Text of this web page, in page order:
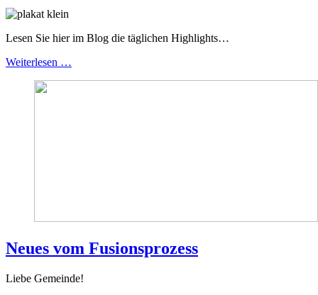
Lesen Sie hier im Blog die täglichen Highlights…
Weiterlesen …
Neues vom Fusionsprozess
Liebe Gemeinde!